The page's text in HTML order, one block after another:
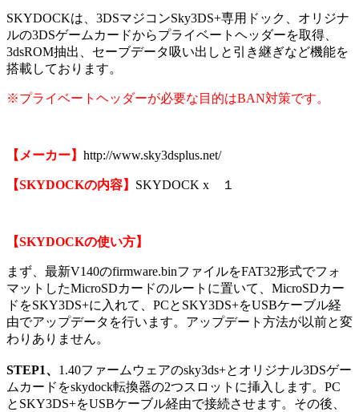
SKYDOCKは、3DSマジコンSky3DS+専用ドック、オリジナ
ルの3DSゲームカードからプライベートヘッダーを取得、
3dsROM抽出、セーブデータ吸い出しと引き継ぎなど機能を
搭載しております。
※プライベートヘッダーが必要な目的はBAN対策です。
【メーカー】 http://www.sky3dsplus.net/
【SKYDOCKの内容】 SKYDOCK x １
【SKYDOCKの使い方】
まず、最新V140のfirmware.binファイルをFAT32形式でフォ
マットしたMicroSDカードのルートに置いて、MicroSDカー
ドをSKY3DS+に入れて、PCとSKY3DS+をUSBケーブル経
由でアップデータを行います。アップデート方法が以前と変
わりありません。
STEP1、 1.40ファームウェアのsky3ds+とオリジナル3DSゲー
ムカードをskydock転換器の2つスロットに挿入します。PC
とSKY3DS+をUSBケーブル経由で接続させます。その後、